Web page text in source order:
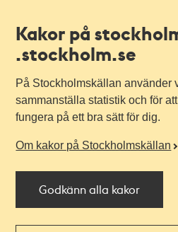
Kakor på
.stockholm.se
På Stockholmskällan använder
sammanställa statistik och för
fungera på ett bra sätt för dig.
Om kakor på Stockholmskällan
Godkänn alla kakor